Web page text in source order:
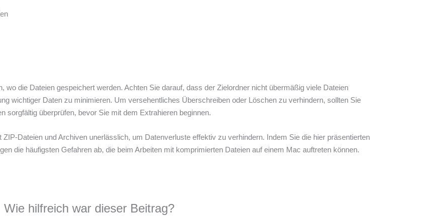
die Dateien gespeichert werden. Achten Sie darauf, dass der Zielordner nicht übermäßig viele Dateien
wichtiger Daten zu minimieren. Um versehentliches Überschreiben oder Löschen zu verhindern, sollten Sie
sorgfältig überprüfen, bevor Sie mit dem Extrahieren beginnen.
Dateien und Archiven unerlässlich, um Datenverluste effektiv zu verhindern. Indem Sie die hier präsentierten
die häufigsten Gefahren ab, die beim Arbeiten mit komprimierten Dateien auf einem Mac auftreten können.
Wie hilfreich war dieser Beitrag?